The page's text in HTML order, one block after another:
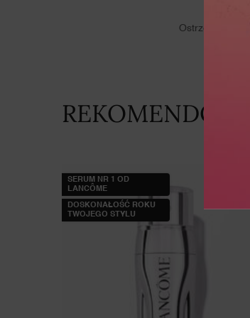
Ostrzeżenie:
REKOMENDOWANE DLA CIEBIE
SERUM NR 1 OD
LANCÔME
DOSKONAŁOŚĆ ROKU
TWOJEGO STYLU